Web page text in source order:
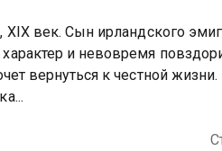
XIX век. Сын ирландского
и невовремя
вернуться к честной